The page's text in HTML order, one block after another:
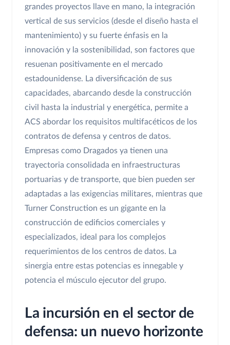
grandes proyectos llave en mano, la integración
vertical de sus servicios (desde el diseño hasta el
mantenimiento) y su fuerte énfasis en la
innovación y la sostenibilidad, son factores que
resuenan positivamente en el mercado
estadounidense. La diversificación de sus
capacidades, abarcando desde la construcción
civil hasta la industrial y energética, permite a
ACS abordar los requisitos multifacéticos de los
contratos de defensa y centros de datos.
Empresas como Dragados ya tienen una
trayectoria consolidada en infraestructuras
portuarias y de transporte, que bien pueden ser
adaptadas a las exigencias militares, mientras que
Turner Construction es un gigante en la
construcción de edificios comerciales y
especializados, ideal para los complejos
requerimientos de los centros de datos. La
sinergia entre estas potencias es innegable y
potencia el músculo ejecutor del grupo.
La incursión en el sector de
defensa: un nuevo horizonte